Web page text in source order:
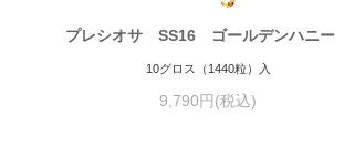
プレシオサ SS16 ゴールデンハニー
10グロス（1440粒）入
9,790円(税込)